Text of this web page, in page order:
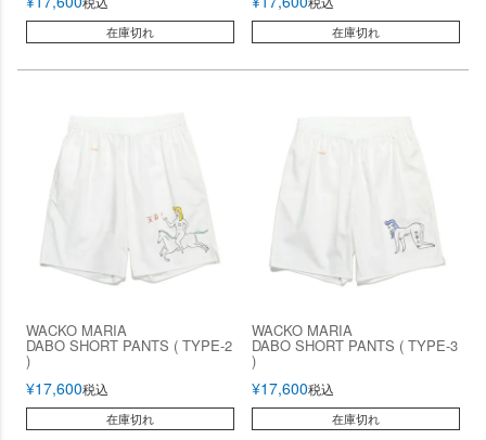
在庫切れ 在庫切れ
WACKO MARIA
DABO SHORT PANTS ( TYPE-2
)
¥17,600税込
在庫切れ
WACKO MARIA
DABO SHORT PANTS ( TYPE-3
)
¥17,600税込
在庫切れ